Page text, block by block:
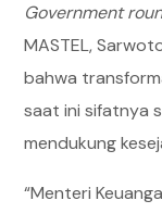
Government
MASTEL,
bahwa
saat ini sifatnya
mendukung
“Menteri